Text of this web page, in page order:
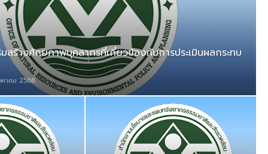
สร้างศักยภาพบุคลากรที่เกี่ยวข้องกับการประเมินผลกระทบ
หาคม 2568